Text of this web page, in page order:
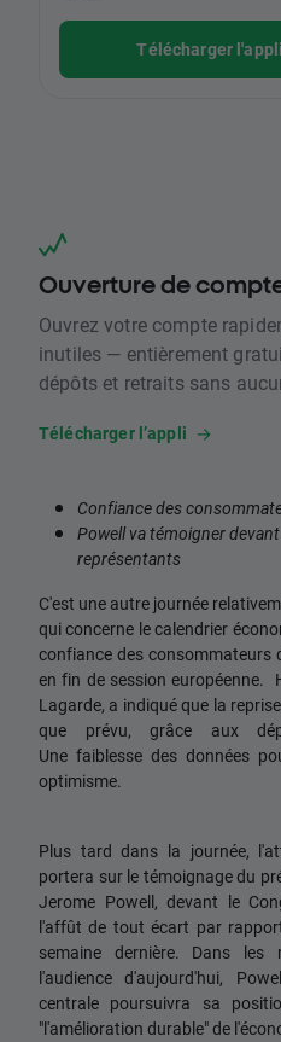
Télécharger
Ouverture de
Ouvrez votre compte
inutiles — entièrement
dépôts et retraits sans
Télécharger l’appli
Confiance des
Powell va témoigner
représentants
C'est une autre journée
qui concerne le calendrier
confiance des consommateurs
en fin de session européenne.
Lagarde, a indiqué que la
que prévu, grâce aux
Une faiblesse des données
optimisme.
Plus tard dans la journée,
portera sur le témoignage du
Jerome Powell, devant le
l'affût de tout écart par
semaine dernière. Dans les
l'audience d'aujourd'hui,
centrale poursuivra sa
"l'amélioration durable" de